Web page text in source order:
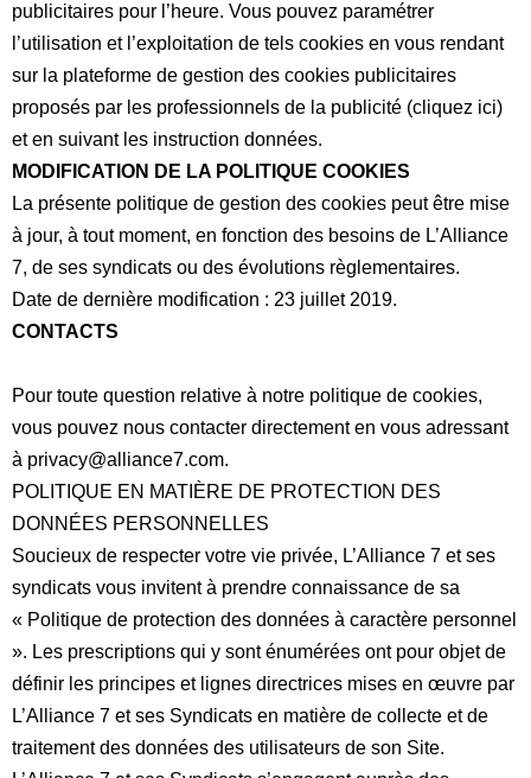
publicitaires pour l’heure. Vous pouvez paramétrer
l’utilisation et l’exploitation de tels cookies en vous rendant
sur la plateforme de gestion des cookies publicitaires
proposés par les professionnels de la publicité (cliquez ici)
et en suivant les instruction données.
MODIFICATION D E LA POLITIQUE COOKIES
La présente politique de gestion des cookies peut être mise
à jour, à tout moment, en fonction des besoins de L’Alliance
7, de ses syndicats ou des évolutions règlementaires.
Date de dernière modification : 23 juillet 2019.
CONTACTS
Pour toute question relative à notre politique de cookies,
vous pouvez nous contacter directement en vous adressant
à privacy@alliance7.com.
POLITIQUE EN MATIÈRE DE PROTECTION DES
DONNÉES PERSONNELLES
Soucieux de respecter votre vie privée, L’Alliance 7 et ses
syndicats vous invitent à prendre connaissance de sa
« Politique de protection des données à caractère personnel
». Les prescriptions qui y sont énumérées ont pour objet de
définir les principes et lignes directrices mises en œuvre par
L’Alliance 7 et ses Syndicats en matière de collecte et de
traitement des données des utilisateurs de son Site.